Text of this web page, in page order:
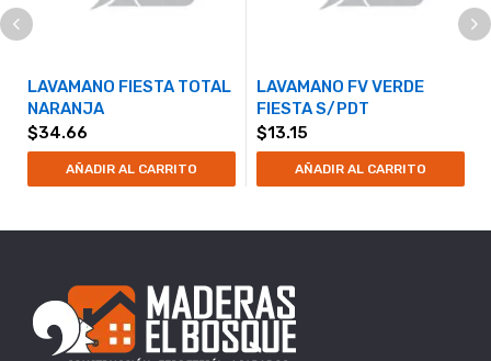
LAVAMANO FIESTA TOTAL
NARANJA
$34.66
AÑADIR AL CARRITO
LAVAMANO FV VERDE
FIESTA S/PDT
$13.15
AÑADIR AL CARRITO